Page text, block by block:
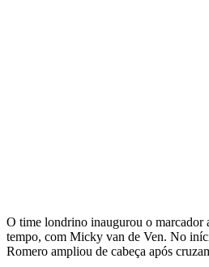
O time londrino inaugurou o marcador
tempo, com Micky van de Ven. No
Romero ampliou de cabeça após